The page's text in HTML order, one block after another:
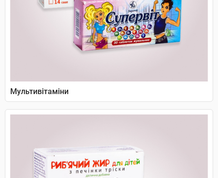
Мультивітаміни